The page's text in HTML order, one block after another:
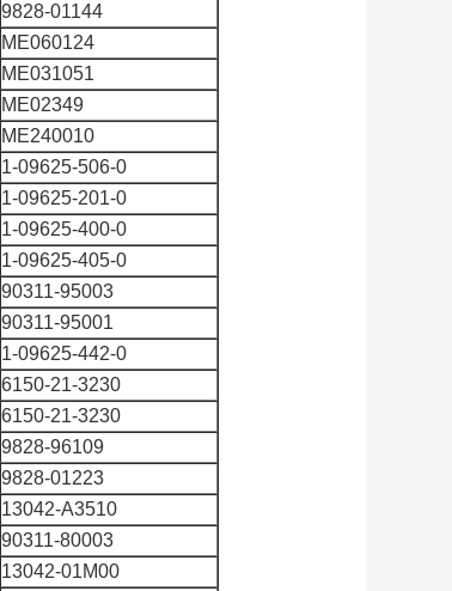
9828-01144
ME060124
ME031051
ME02349
ME240010
1-09625-506-0
1-09625-201-0
1-09625-400-0
1-09625-405-0
90311-95003
90311-95001
1-09625-442-0
6150-21-3230
6150-21-3230
9828-96109
9828-01223
13042-A3510
90311-80003
13042-01M00